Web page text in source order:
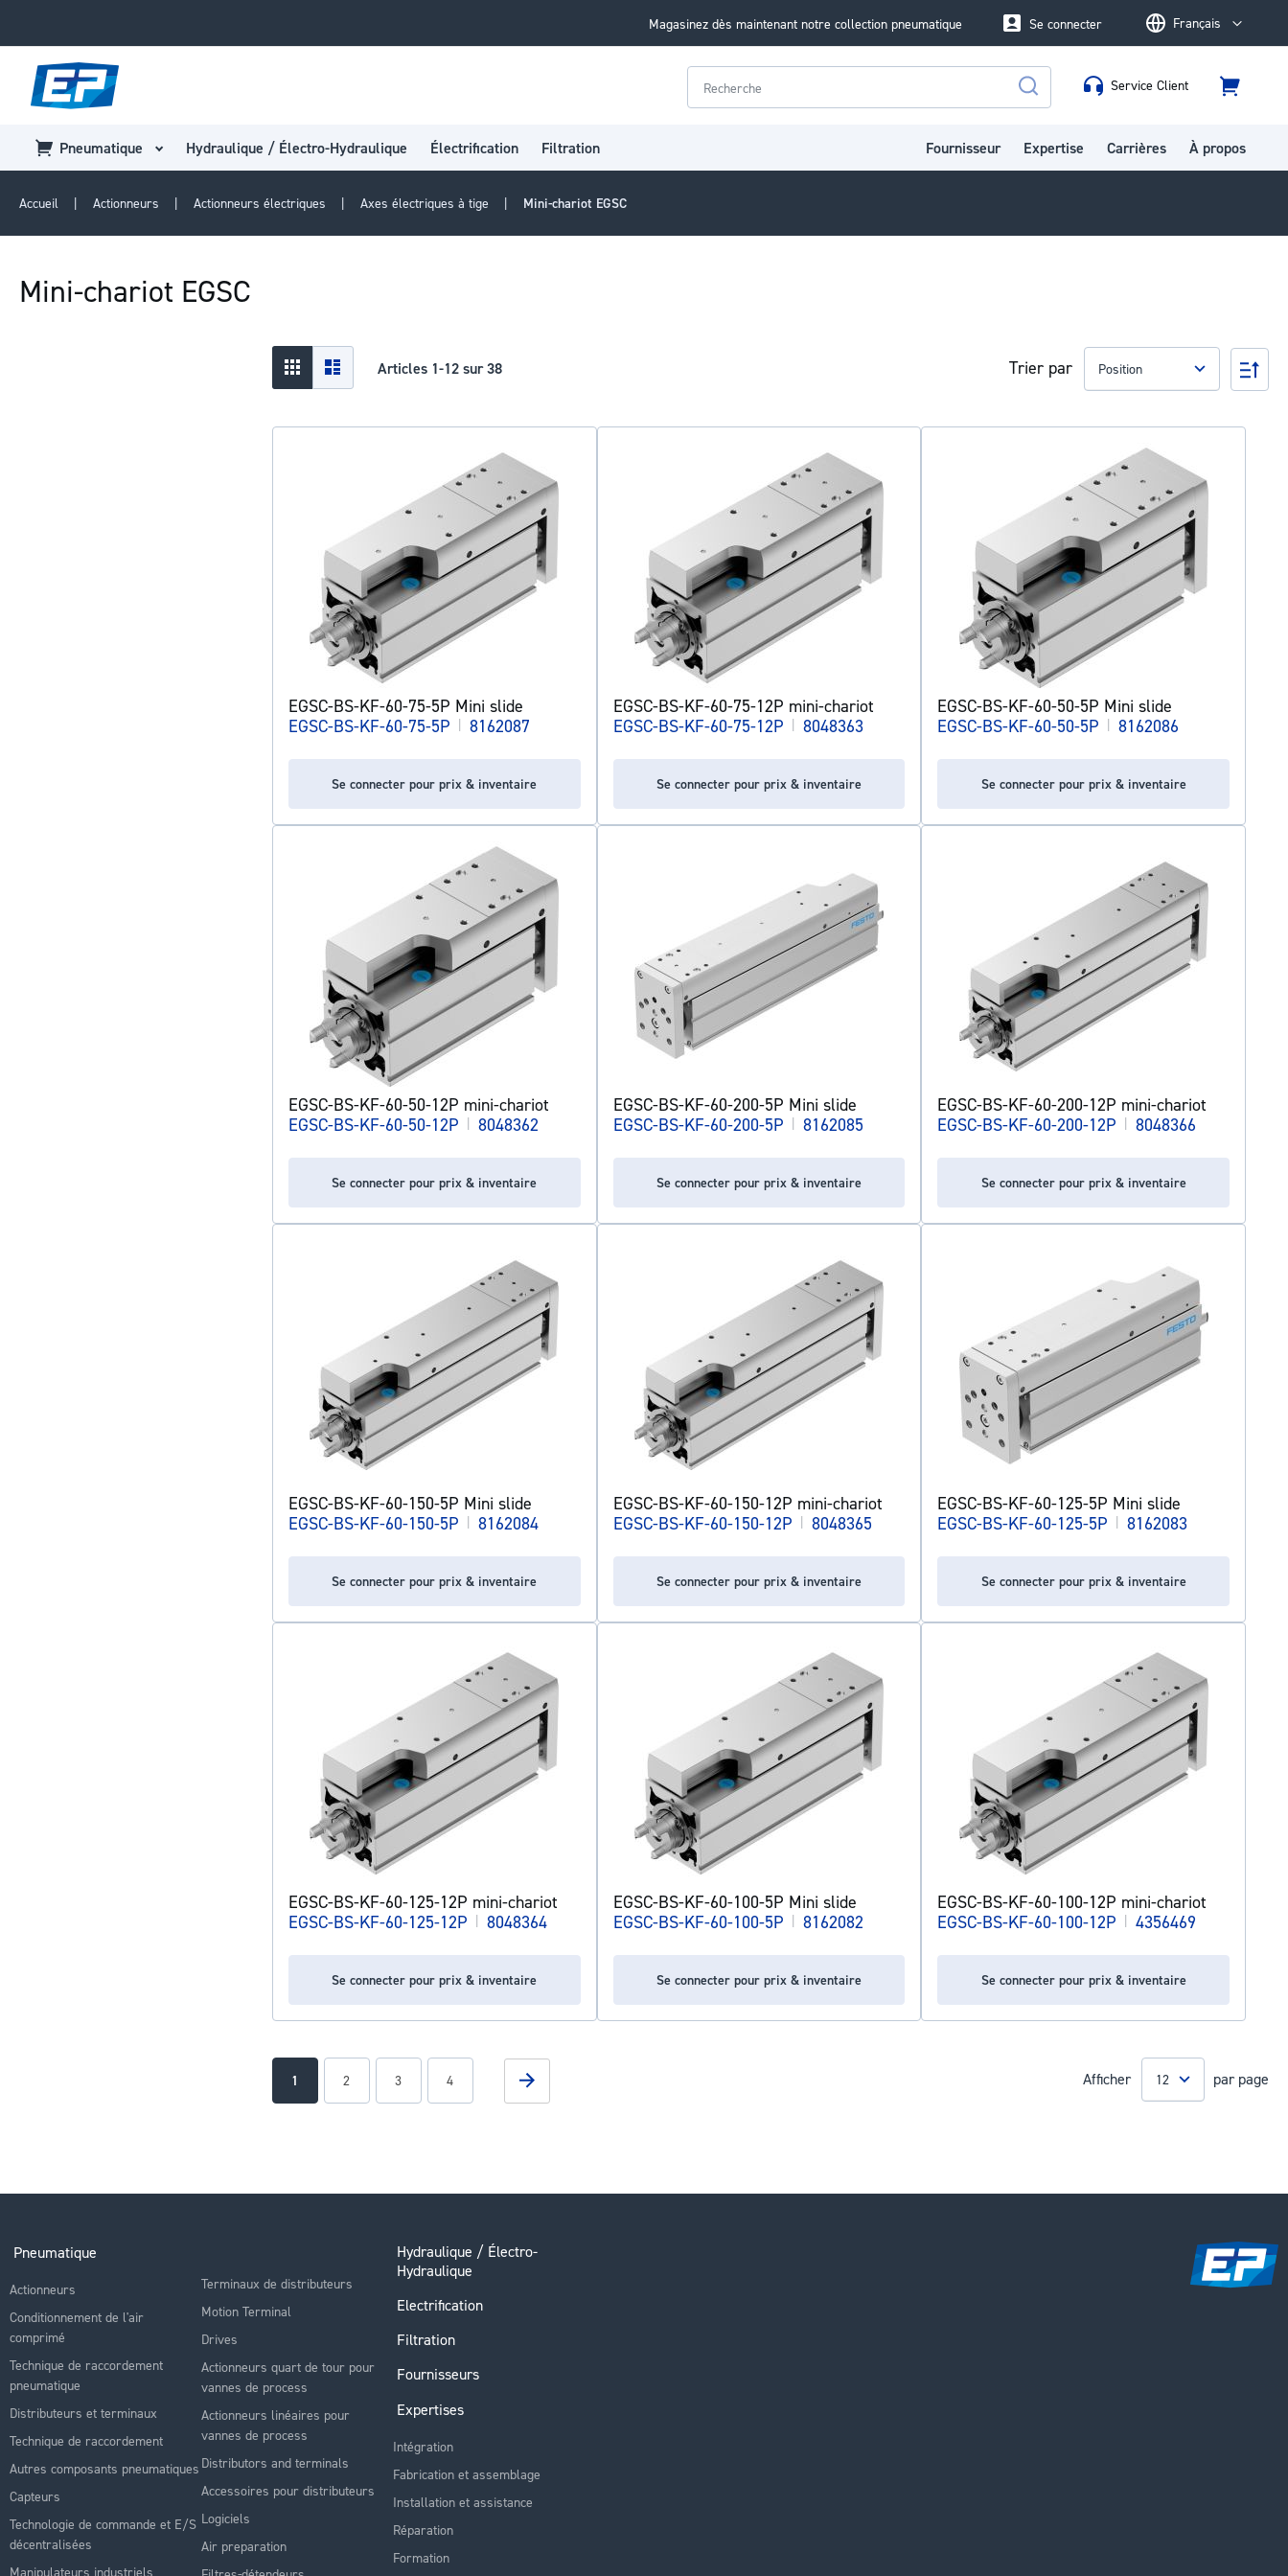
Magasinez dès maintenant notre collection pneumatique LanguageFrançais
Se connecter
Rechercher
Service Client
Panier
Pneumatique Hydraulique / Électro-Hydraulique Électrification Filtration Fournisseur Expertise Carrières À propos
Accueil Actionneurs Actionneurs électriques Axes électriques à tige Mini-chariot EGSC
Mini-chariot EGSC
Afficher
en
Grid Liste Articles 1-12sur38 Trier par
Par
EGSC-BS-KF-60-75-5P Mini slide
EGSC-BS-KF-60-75-5P | 8162087
Se connecter pour prix & inventaire
EGSC-BS-KF-60-75-12P mini-chariot
EGSC-BS-KF-60-75-12P | 8048363
Se connecter pour prix & inventaire
EGSC-BS-KF-60-50-5P Mini slide
EGSC-BS-KF-60-50-5P | 8162086
Se connecter pour prix & inventaire
EGSC-BS-KF-60-50-12P mini-chariot
EGSC-BS-KF-60-50-12P | 8048362
Se connecter pour prix & inventaire
EGSC-BS-KF-60-200-5P Mini slide
EGSC-BS-KF-60-200-5P | 8162085
Se connecter pour prix & inventaire
EGSC-BS-KF-60-200-12P mini-chariot
EGSC-BS-KF-60-200-12P | 8048366
Se connecter pour prix & inventaire
EGSC-BS-KF-60-150-5P Mini slide
EGSC-BS-KF-60-150-5P | 8162084
Se connecter pour prix & inventaire
EGSC-BS-KF-60-150-12P mini-chariot
EGSC-BS-KF-60-150-12P | 8048365
Se connecter pour prix & inventaire
EGSC-BS-KF-60-125-5P Mini slide
EGSC-BS-KF-60-125-5P | 8162083
Se connecter pour prix & inventaire
EGSC-BS-KF-60-125-12P mini-chariot
EGSC-BS-KF-60-125-12P | 8048364
Se connecter pour prix & inventaire
EGSC-BS-KF-60-100-5P Mini slide
EGSC-BS-KF-60-100-5P | 8162082
Se connecter pour prix & inventaire
EGSC-BS-KF-60-100-12P mini-chariot
EGSC-BS-KF-60-100-12P | 4356469
Se connecter pour prix & inventaire
PageYou're currently reading page
1 Page
2 Page
3 Page
4 Page
Suivant Afficher par page
Pneumatique
Actionneurs
Conditionnement de l'air
comprimé
Technique de raccordement
pneumatique
Distributeurs et terminaux
Technique de raccordement
Autres composants pneumatiques
Capteurs
Technologie de commande et E/S
décentralisées
Manipulateurs industriels
Terminaux de distributeurs
Motion Terminal
Drives
Actionneurs quart de tour pour
vannes de process
Actionneurs linéaires pour
vannes de process
Distributors and terminals
Accessoires pour distributeurs
Logiciels
Air preparation
Hydraulique / Électro-
Hydraulique
Electrification
Filtration
Fournisseurs
Expertises
Intégration
Fabrication et assemblage
Installation et assistance
Réparation
Formation